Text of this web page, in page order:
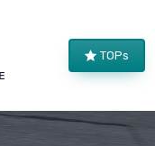
TOPs
×
!